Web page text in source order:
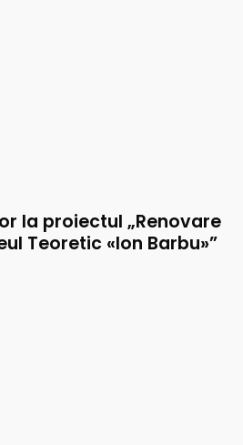
la proiectul „Renovare
Teoretic «Ion Barbu»”